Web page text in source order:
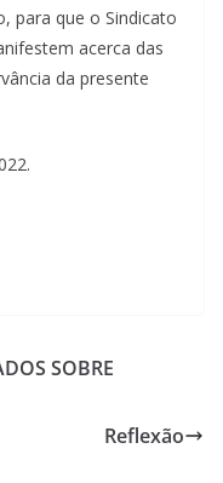
para que o Sindicato
acerca das
da presente
SOBRE
Reflexão